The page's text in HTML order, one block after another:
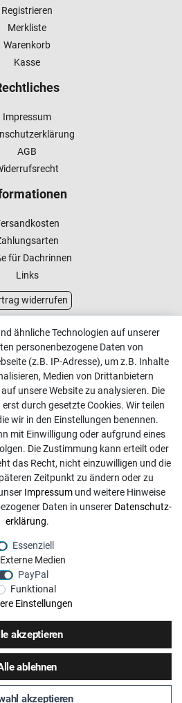
Registrieren
Merkliste
Warenkorb
Kasse
Impressum
AGB
für Dachrinnen
Links
widerrufen
Kontakt
Retourenservice
Kontakt
shop.de
3501 507295
08:00 - 16:00
zum Ortstarif, Preise aus dem
(abhängig vom Provider).
ähnliche Technologien auf unserer
personenbezogene Daten von
(z.B. IP-Adresse), um z.B. Inhalte
Medien von Drittanbietern
unsere Website zu analysieren. Die
durch gesetzte Cookies. Wir teilen
wir in den Einstellungen benennen.
mit Einwilligung oder aufgrund eines
Die Zustimmung kann erteilt oder
das Recht, nicht einzuwilligen und die
Zeitpunkt zu ändern oder zu
Impressumund weitere Hinweise
Daten in unserer Daten­schutz­
erklärung.
Essenziell
Externe Medien
PayPal
Funktional
Einstellungen
akzeptieren
ablehnen
akzeptieren